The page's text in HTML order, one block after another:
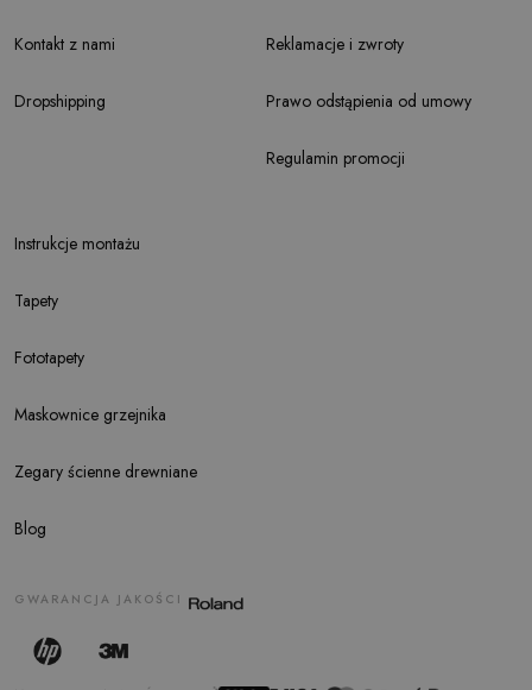
Kontakt z nami
Dropshipping
Instrukcje montażu
Tapety
Fototapety
Maskownice grzejnika
Zegary ścienne drewniane
Blog
Reklamacje i zwroty
Prawo odstąpienia od umowy
Regulamin promocji
GWARANCJA JAKOŚCI